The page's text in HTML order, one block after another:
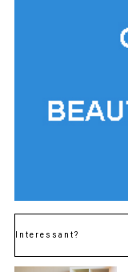
Interessant?